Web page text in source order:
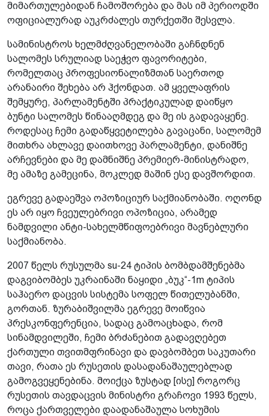
მიმართულებიდან ჩამოშორება და მას იმ პერიოდში
ოფიციალურად აუკრძალეს თურქეთში შესვლა.
სამინისტროს ხელმძღვანელობაში გაჩნდნენ
სალომეს სრულიად საეჭვო ფავორიტები,
რომელთაც პროფესიონალიზმთან საერთოდ
არანაირი შეხება არ ჰქონდათ. ამ ყველაფრის
შემყურე, პარლამენტში პრაქტიკულად დაიწყო
ბუნტი სალომეს წინააღმდეგ და მე ის გადავაყენე.
როდესაც ჩემი გადაწყვეტილება გავაცანი, სალომემ
მითხრა ახლავე დაითხოვე პარლამენტი, დანიშნე
არჩევნები და მე დამნიშნე პრემიერ-მინისტრადო,
მე ამაზე გამეცინა, მოკლედ მაშინ ესე დავშორდით.
ეგრევე გადაეშვა ოპოზიციურ საქმიანობაში. ოღონდ
ეს არ იყო ჩვეულებრივი ოპოზიცია, არამედ
ნამდვილი ანტი-სახელმწიფოებრივი მავნებლური
საქმიანობა.
2007 წელს რუსულმა su-24 ტიპის ბომბდამშენებმა
დაგვიბომბეს უკრაინაში ნაყიდი „ბუკ“-1m ტიპის
საჰაერო დაცვის სისტემა სოფელ წითელუბანში,
გორთან. ზურაბიშვილმა ეგრევე მოიწვია
პრესკონფერენცია, სადაც გამოაცხადა, რომ
სინამდვილეში, ჩემი ბრძანებით გადავღებეთ
ქართული თვითმფრინავი და დავბომბეთ საკუთარი
თავი, რათა ეს რუსეთის დასადანაშაულებლად
გამოგვეყენებინა. მოიქცა ზუსტად [ისე] როგორც
რუსეთის თავდაცვის მინისტრი გრაჩოვი 1993 წელს,
როცა ქართველები დაადანაშაულა სოხუმის